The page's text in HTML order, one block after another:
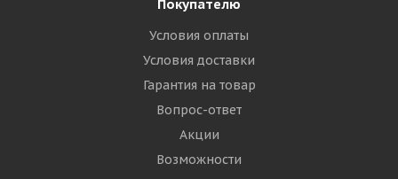
Покупателю
Условия оплаты
Условия доставки
Гарантия на товар
Вопрос-ответ
Акции
Возможности